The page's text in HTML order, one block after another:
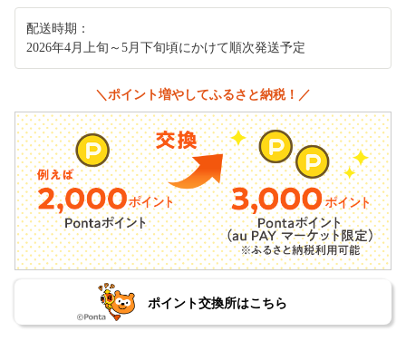
配送時期：
2026年4月上旬～5月下旬頃にかけて順次発送予定
＼ポイント増やしてふるさと納税！／
ポイント交換所はこちら